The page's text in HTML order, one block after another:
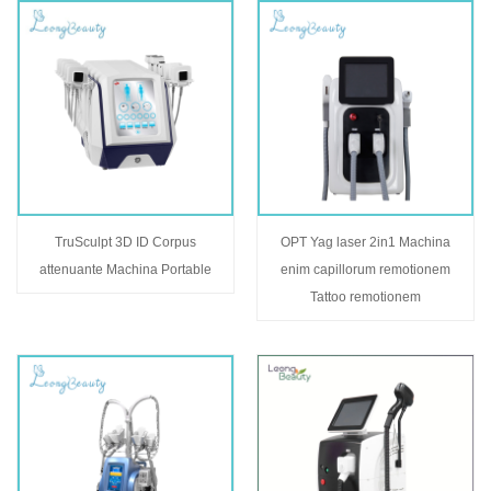
TruSculpt 3D ID Corpus
attenuante Machina Portable
OPT Yag laser 2in1 Machina
enim capillorum remotionem
Tattoo remotionem